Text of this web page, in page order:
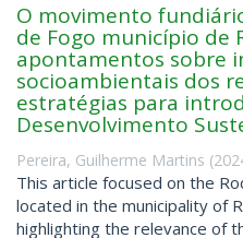
O movimento
de Fogo município de
apontamentos sobre
socioambientais dos
estratégias para
Desenvolvimento
Pereira, Guilherme Martins (
This article focused on the
located in the municipality of
highlighting the relevance of